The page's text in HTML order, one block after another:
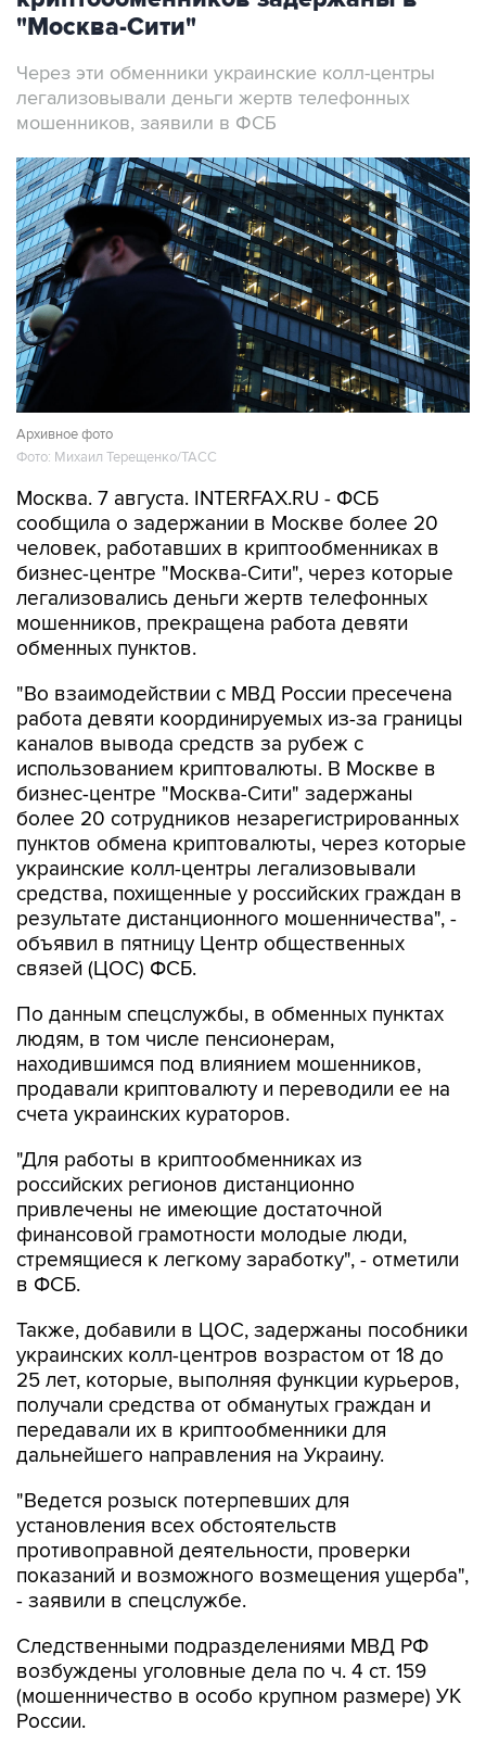
"Москва-Сити"
Через эти обменники украинские колл-центры
легализовывали деньги жертв телефонных
мошенников, заявили в ФСБ
Архивное фото
Фото: Михаил Терещенко/ТАСС
Москва. 7 августа. INTERFAX.RU - ФСБ
сообщила о задержании в Москве более 20
человек, работавших в криптообменниках в
бизнес-центре "Москва-Сити", через которые
легализовались деньги жертв телефонных
мошенников, прекращена работа девяти
обменных пунктов.
"Во взаимодействии с МВД России пресечена
работа девяти координируемых из-за границы
каналов вывода средств за рубеж с
использованием криптовалюты. В Москве в
бизнес-центре "Москва-Сити" задержаны
более 20 сотрудников незарегистрированных
пунктов обмена криптовалюты, через которые
украинские колл-центры легализовывали
средства, похищенные у российских граждан в
результате дистанционного мошенничества", -
объявил в пятницу Центр общественных
связей (ЦОС) ФСБ.
По данным спецслужбы, в обменных пунктах
людям, в том числе пенсионерам,
находившимся под влиянием мошенников,
продавали криптовалюту и переводили ее на
счета украинских кураторов.
"Для работы в криптообменниках из
российских регионов дистанционно
привлечены не имеющие достаточной
финансовой грамотности молодые люди,
стремящиеся к легкому заработку", - отметили
в ФСБ.
Также, добавили в ЦОС, задержаны пособники
украинских колл-центров возрастом от 18 до
25 лет, которые, выполняя функции курьеров,
получали средства от обманутых граждан и
передавали их в криптообменники для
дальнейшего направления на Украину.
"Ведется розыск потерпевших для
установления всех обстоятельств
противоправной деятельности, проверки
показаний и возможного возмещения ущерба",
- заявили в спецслужбе.
Следственными подразделениями МВД РФ
возбуждены уголовные дела по ч. 4 ст. 159
(мошенничество в особо крупном размере) УК
России.